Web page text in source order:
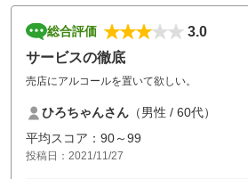
総合評価
3.0
サービスの徹底
売店にアルコールを置いて欲しい。
ひろちゃんさん （男性 / 60代）
平均スコア：90～99
投稿日：2021/11/27